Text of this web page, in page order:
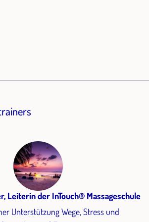
Leiterin der InTouch® Massageschule
Unterstützung Wege, Stress und